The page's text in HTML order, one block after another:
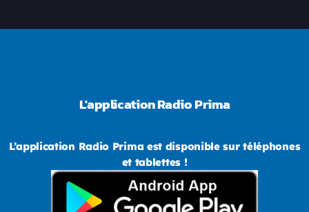
L'application Radio Prima
L’application Radio Prima est disponible sur téléphones
et tablettes !